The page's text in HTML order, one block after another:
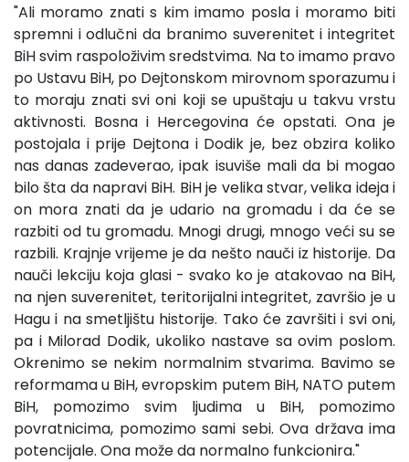
"Ali moramo znati s kim imamo posla i moramo biti
spremni i odlučni da branimo suverenitet i integritet
BiH svim raspoloživim sredstvima. Na to imamo pravo
po Ustavu BiH, po Dejtonskom mirovnom sporazumu i
to moraju znati svi oni koji se upuštaju u takvu vrstu
aktivnosti. Bosna i Hercegovina će opstati. Ona je
postojala i prije Dejtona i Dodik je, bez obzira koliko
nas danas zadeverao, ipak isuviše mali da bi mogao
bilo šta da napravi BiH. BiH je velika stvar, velika ideja i
on mora znati da je udario na gromadu i da će se
razbiti od tu gromadu. Mnogi drugi, mnogo veći su se
razbili. Krajnje vrijeme je da nešto nauči iz historije. Da
nauči lekciju koja glasi - svako ko je atakovao na BiH,
na njen suverenitet, teritorijalni integritet, završio je u
Hagu i na smetljištu historije. Tako će završiti i svi oni,
pa i Milorad Dodik, ukoliko nastave sa ovim poslom.
Okrenimo se nekim normalnim stvarima. Bavimo se
reformama u BiH, evropskim putem BiH, NATO putem
BiH, pomozimo svim ljudima u BiH, pomozimo
povratnicima, pomozimo sami sebi. Ova država ima
potencijale. Ona može da normalno funkcionira."